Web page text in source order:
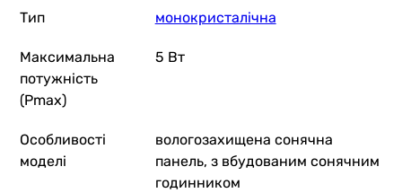
10 099
Тип монокристалічна
Максимальна
потужність
(Pmax)
5 Вт
Особливості
моделі
вологозахищена сонячна
панель, з вбудованим сонячним
годинником